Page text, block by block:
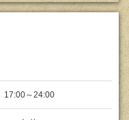
17:00～24:00